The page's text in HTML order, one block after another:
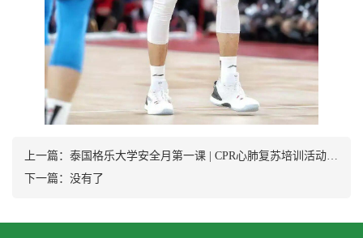
上一篇： 泰国格乐大学安全月第一课 | CPR心肺复苏培训活动预告
下一篇：没有了